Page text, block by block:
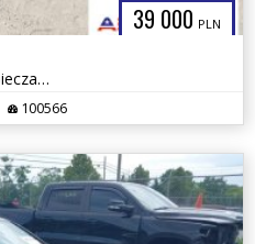
39 000 PLN
2017r., Premium, 2L, od ubezpieczalni
100566